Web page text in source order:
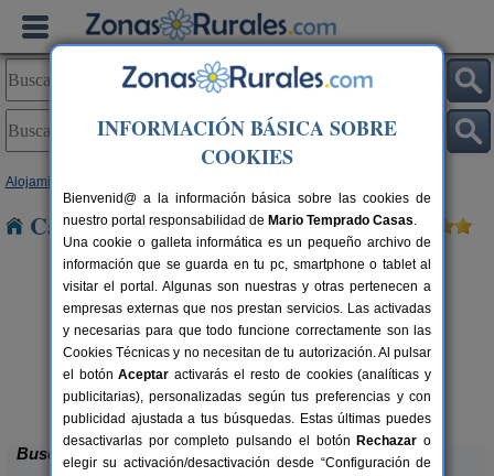
Alojamientos
Casas Rurales cerca de L´estacio
11 pers.
desde40 €
Cal Marenya
La Tallada d´Empordà (Girona)
Buscar
INFORMACIÓN BÁSICA SOBRE
COOKIES
Bienvenid@ a la información básica sobre las cookies de
nuestro portal responsabilidad de Mario Temprado Casas.
Una cookie o galleta informática es un pequeño archivo de
información que se guarda en tu pc, smartphone o tablet al
visitar el portal. Algunas son nuestras y otras pertenecen a
empresas externas que nos prestan servicios. Las activadas
y necesarias para que todo funcione correctamente son las
Cookies Técnicas y no necesitan de tu autorización. Al pulsar
el botónAceptar activarás el resto de cookies (analíticas y
publicitarias), personalizadas según tus preferencias y con
publicidad ajustada a tus búsquedas. Estas últimas puedes
desactivarlas por completo pulsando el botón Rechazar o
elegir su activación/desactivación desde “Configuración de